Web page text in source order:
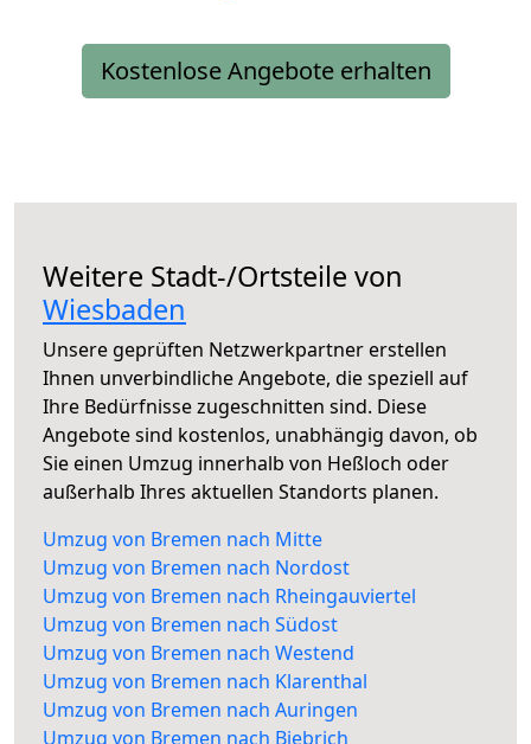
Kostenlose Angebote erhalten
Weitere Stadt-/Ortsteile von
Wiesbaden
Unsere geprüften Netzwerkpartner erstellen
Ihnen unverbindliche Angebote, die speziell auf
Ihre Bedürfnisse zugeschnitten sind. Diese
Angebote sind kostenlos, unabhängig davon, ob
Sie einen Umzug innerhalb von Heßloch oder
außerhalb Ihres aktuellen Standorts planen.
Umzug von Bremen nach Mitte
Umzug von Bremen nach Nordost
Umzug von Bremen nach Rheingauviertel
Umzug von Bremen nach Südost
Umzug von Bremen nach Westend
Umzug von Bremen nach Klarenthal
Umzug von Bremen nach Auringen
Umzug von Bremen nach Biebrich